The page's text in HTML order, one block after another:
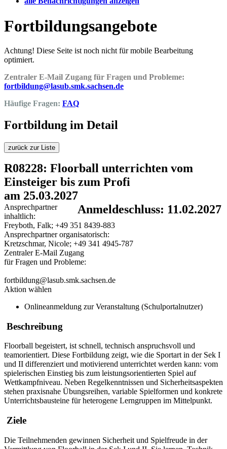
Fortbildungsangebote
Achtung! Diese Seite ist noch nicht für mobile Bearbeitung
optimiert.
Zentraler E-Mail Zugang für Fragen und Probleme:
fortbildung@lasub.smk.sachsen.de
Häufige Fragen: FAQ
Fortbildung im Detail
zurück zur Liste
R08228: Floorball unterrichten vom
Einsteiger bis zum Profi
am 25.03.2027
Anmeldeschluss: 11.02.2027
Ansprechpartner
inhaltlich:
Freyboth, Falk; +49 351 8439-883
Ansprechpartner organisatorisch:
Kretzschmar, Nicole; +49 341 4945-787
Zentraler E-Mail Zugang
für Fragen und Probleme:
fortbildung@lasub.smk.sachsen.de
Aktion wählen
Onlineanmeldung zur Veranstaltung (Schulportalnutzer)
Beschreibung
Floorball begeistert, ist schnell, technisch anspruchsvoll und
teamorientiert. Diese Fortbildung zeigt, wie die Sportart in der Sek I
und II differenziert und motivierend unterrichtet werden kann: vom
spielerischen Einstieg bis zum leistungsorientierten Spiel auf
Wettkampfniveau. Neben Regelkenntnissen und Sicherheitsaspekten
stehen praxisnahe Übungsreihen, variable Spielformen und konkrete
Unterrichtsbausteine für heterogene Lerngruppen im Mittelpunkt.
Ziele
Die Teilnehmenden gewinnen Sicherheit und Spielfreude in der